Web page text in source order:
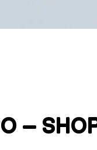
—